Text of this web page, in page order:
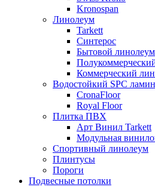
Kronospan
Линолеум
Tarkett
Синтерос
Бытовой линолеум
Коммерческий
Водостойкий SPC
CronaFloor
Royal Floor
Плитка ПВХ
Арт Винил Tarkett
Модульная
Спортивный линолеум
Плинтусы
Пороги
Подвесные потолки